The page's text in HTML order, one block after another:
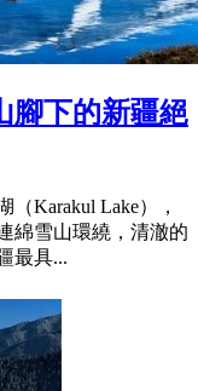
腳下的新疆絕
Karakul Lake），
綿雪山環繞，清澈的
最具...